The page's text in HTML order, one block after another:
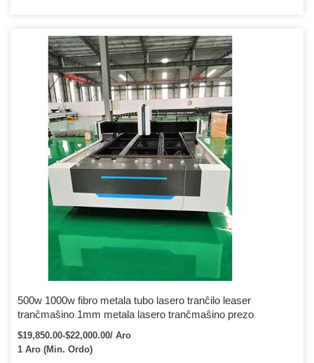
500w 1000w fibro metala tubo lasero tranĉilo leaser
tranĉmaŝino 1mm metala lasero tranĉmaŝino prezo
$19,850.00-$22,000.00/ Aro
1 Aro (Min. Ordo)